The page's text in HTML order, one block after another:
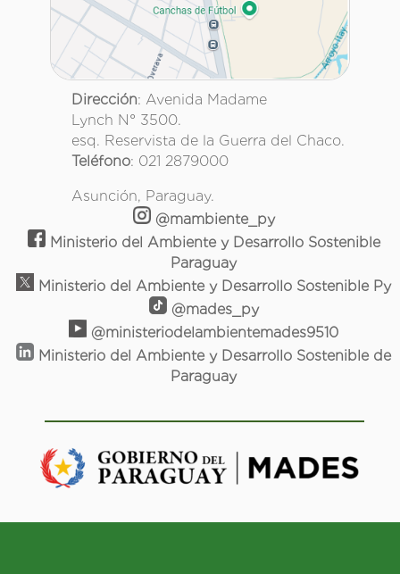
Dirección: Avenida Madame
Lynch N° 3500.
esq. Reservista de la Guerra del Chaco.
Teléfono: 021 2879000
Asunción, Paraguay.
@mambiente_py
Ministerio del Ambiente y Desarrollo Sostenible
Paraguay
Ministerio del Ambiente y Desarrollo Sostenible Py
@mades_py
@ministeriodelambientemades9510
Ministerio del Ambiente y Desarrollo Sostenible de
Paraguay